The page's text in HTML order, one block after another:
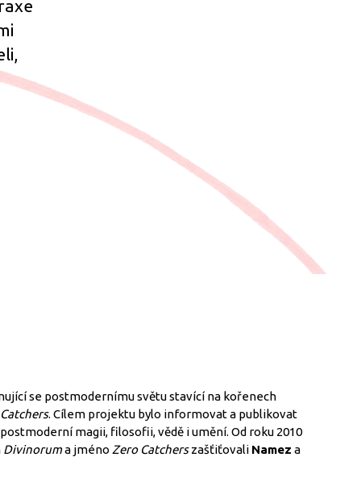
se postmodernímu světu stavící na kořenech
. Cílem projektu bylo informovat a publikovat
magii, filosofii, vědě i umění. Od roku 2010
Divinoruma jméno Zero Catcherszašťiťovali Namez a